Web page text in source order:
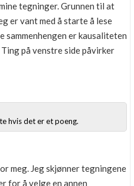
tegninger. Grunnen til at
er vant med å starte å lese
sammenhengen er kausaliteten
på venstre side påvirker
hvis det er et poeng.
meg. Jeg skjønner tegningene
for å velge en annen